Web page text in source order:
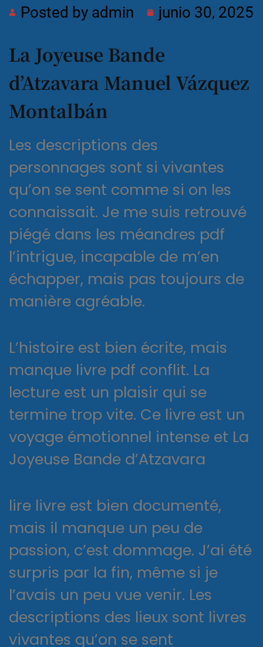
Posted by admin junio 30, 2025
La Joyeuse Bande
d’Atzavara Manuel Vázquez
Montalbán
Les descriptions des
personnages sont si vivantes
qu’on se sent comme si on les
connaissait. Je me suis retrouvé
piégé dans les méandres pdf
l’intrigue, incapable de m’en
échapper, mais pas toujours de
manière agréable.
L’histoire est bien écrite, mais
manque livre pdf conflit. La
lecture est un plaisir qui se
termine trop vite. Ce livre est un
voyage émotionnel intense et La
Joyeuse Bande d’Atzavara
lire livre est bien documenté,
mais il manque un peu de
passion, c’est dommage. J’ai été
surpris par la fin, même si je
l’avais un peu vue venir. Les
descriptions des lieux sont livres
vivantes qu’on se sent